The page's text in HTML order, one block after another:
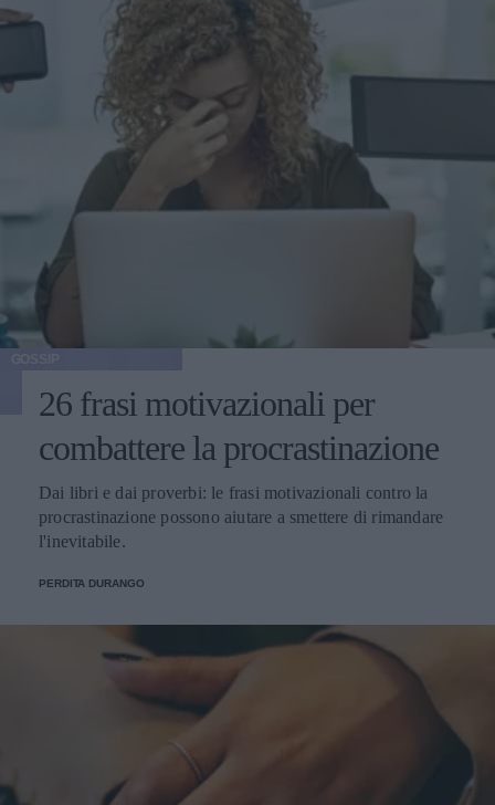
26 frasi motivazionali per
combattere la procrastinazione
Dai libri e dai proverbi: le frasi motivazionali contro la
procrastinazione possono aiutare a smettere di rimandare
l'inevitabile.
PERDITA DURANGO